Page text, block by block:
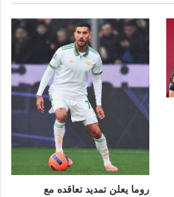
روما يعلن تمديد تعاقده مع